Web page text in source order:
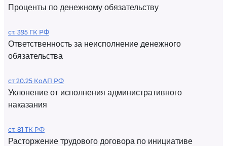
Проценты по денежному обязательству
ст. 395 ГК РФ
Ответственность за неисполнение денежного
обязательства
ст 20.25 КоАП РФ
Уклонение от исполнения административного
наказания
ст. 81 ТК РФ
Расторжение трудового договора по инициативе